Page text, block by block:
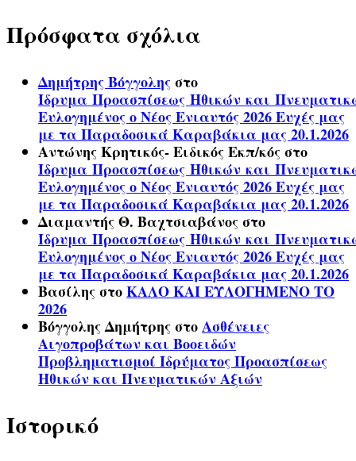
Πρόσφατα σχόλια
Δημήτρης Βόγγοληςστο
Ίδρυμα Προασπίσεως Ηθικών και
Ευλογημένος ο Νέος Ενιαυτός 2026 Ευχές μας
με τα Παραδοσικά Καραβάκια μας 20.1.2026
Αντώνης Κρητικός- Ειδικός Εκπ/κόςστο
Ίδρυμα Προασπίσεως Ηθικών και
Ευλογημένος ο Νέος Ενιαυτός 2026 Ευχές μας
με τα Παραδοσικά Καραβάκια μας 20.1.2026
Διαμαντής Θ. Βαχτσιαβάνοςστο
Ίδρυμα Προασπίσεως Ηθικών και
Ευλογημένος ο Νέος Ενιαυτός 2026 Ευχές μας
με τα Παραδοσικά Καραβάκια μας 20.1.2026
ΒασίληςστοΚΑΛΟ ΚΑΙ ΕΥΛΟΓΗΜΕΝΟ ΤΟ
2026
Βόγγολης ΔημήτρηςστοΑσθένειες
Αιγοπροβάτων και Βοοειδών
Προβληματισμοί Ιδρύματος Προασπίσεως
Ηθικών και Πνευματικών Αξιών
Ιστορικό